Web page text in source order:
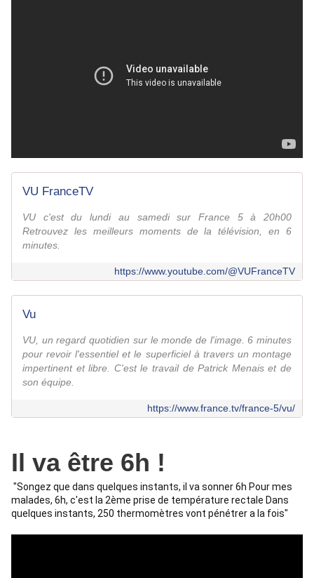
VU FranceTV
VU c'est du lundi au samedi sur France 5 à 20h00
Retrouvez les meilleurs moments de la télévision, en 6
minutes.
https://www.youtube.com/@VUFranceTV
Vu
VU, un regard quotidien sur le monde de l'image. 6 minutes
pour revoir l'essentiel et le superficiel à travers un montage
impertinent et libre. C'est le travail de Patrick Menais et de
son équipe.
https://www.france.tv/france-5/vu/
Il va être 6h !
"Songez que dans quelques instants, il va sonner 6h Pour mes
malades, 6h, c'est la 2ème prise de température rectale Dans
quelques instants, 250 thermomètres vont pénétrer a la fois"